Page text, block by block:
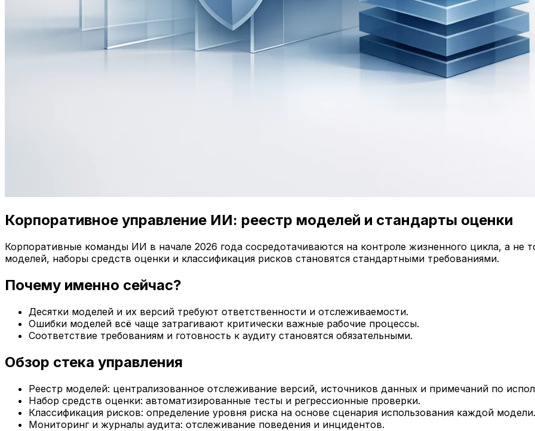
Корпоративное управление ИИ: реестр моделей и стандарты оценки
Корпоративные команды ИИ в начале 2026 года сосредотачиваются на контроле жизненного цикла, а не
моделей, наборы средств оценки и классификация рисков становятся стандартными требованиями.
Почему именно сейчас?
Десятки моделей и их версий требуют ответственности и отслеживаемости.
Ошибки моделей всё чаще затрагивают критически важные рабочие процессы.
Соответствие требованиям и готовность к аудиту становятся обязательными.
Обзор стека управления
Реестр моделей: централизованное отслеживание версий, источников данных и примечаний по
Набор средств оценки: автоматизированные тесты и регрессионные проверки.
Классификация рисков: определение уровня риска на основе сценария использования каждой модели.
Мониторинг и журналы аудита: отслеживание поведения и инцидентов.